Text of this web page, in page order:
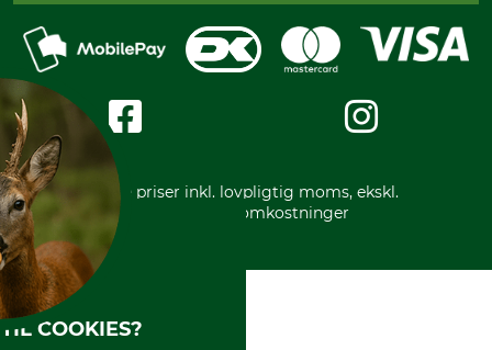
Privatlivspolitik
Handelsbetingelser
Impressum
Gratis returlabel
Mobile Pay
Kreditkort
Karriere
Messe datoer
Om os
International
* Alle priser inkl. lovpligtig moms, ekskl.
forsendelsesomkostninger
COOKIES?